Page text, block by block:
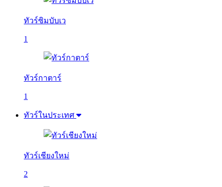
ทัวร์ซิมบับเว
1
ทัวร์กาตาร์
1
ทัวร์ในประเทศ
ทัวร์เชียงใหม่
2